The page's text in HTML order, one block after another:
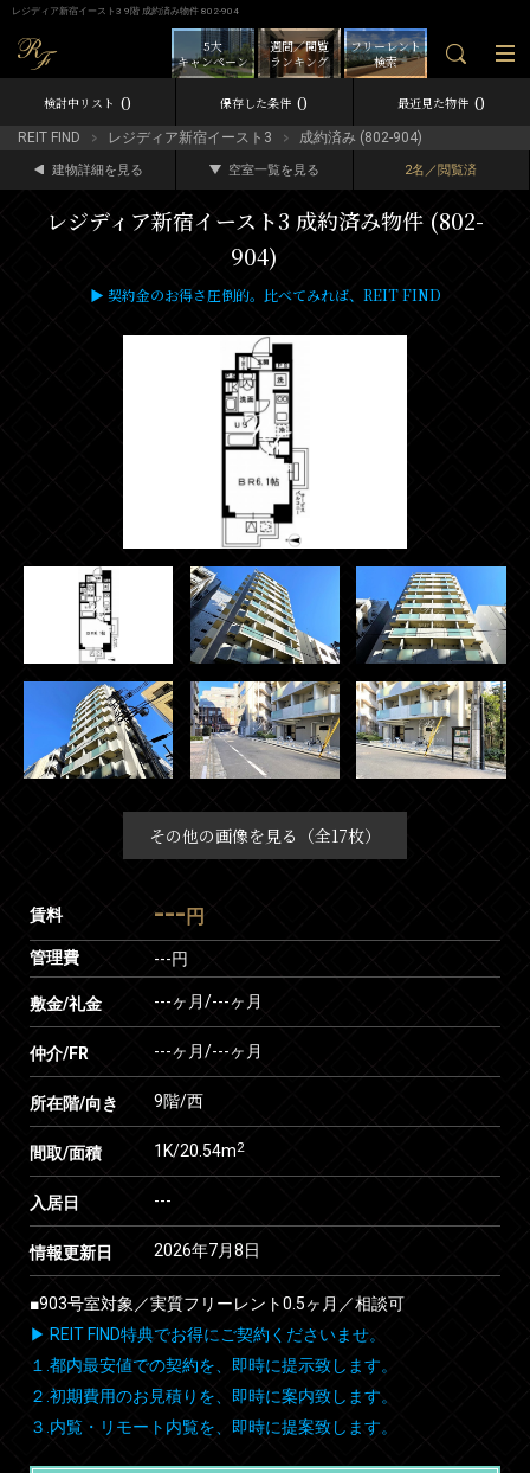
レジディア新宿イースト3 9階 成約済み物件 802-904
フリーレント
検索
週間／閲覧
ランキング
5大
キャンペーン
検討中リスト 0 保存した条件 0 最近見た物件 0
REIT FIND レジディア新宿イースト3 成約済み (802-904)
建物詳細を見る 空室一覧を見る 2名／閲覧済
レジディア新宿イースト3 成約済み物件 (802-
904)
▶ 契約金のお得さ圧倒的。比べてみれば、REIT FIND
その他の画像を見る（全17枚）
賃料 --- 円
管理費 ---円
敷金/礼金 ---ヶ月/---ヶ月
仲介/FR ---ヶ月/---ヶ月
所在階/向き 9階/西
間取/面積 1K/20.54m2
入居日 ---
情報更新日 2026年7月8日
■903号室対象／実質フリーレント0.5ヶ月／相談可
▶ REIT FIND特典でお得にご契約くださいませ。
１.都内最安値での契約を、即時に提示致します。
２.初期費用のお見積りを、即時に案内致します。
３.内覧・リモート内覧を、即時に提案致します。